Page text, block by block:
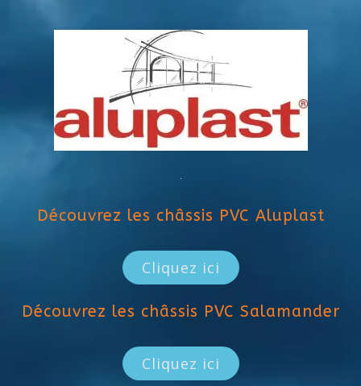
Découvrez les châssis PVC Aluplast
Cliquez ici
Découvrez les châssis PVC Salamander
Cliquez ici